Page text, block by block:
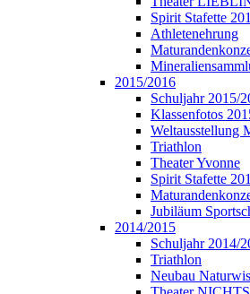
Spirit Stafette
Athletenehrung
2015/2016
Schuljahr 2015/
Klassenfotos
Weltausstellung
Triathlon
Theater Yvonne
Spirit Stafette
Jubiläum
2014/2015
Schuljahr 2014/
Triathlon
Neubau